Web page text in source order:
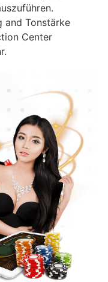
and Tonstärke
Center